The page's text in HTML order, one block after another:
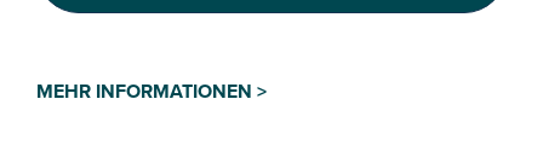
MEHR INFORMATIONEN >